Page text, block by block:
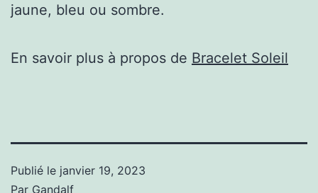
jaune, bleu ou sombre.
En savoir plus à propos de Bracelet Soleil
Publié le janvier 19, 2023
Par Gandalf